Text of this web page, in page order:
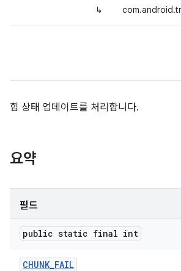
↳
힙 상태 업데이트를 처리합니다.
요약
필드
public static final int
CHUNK_FAIL